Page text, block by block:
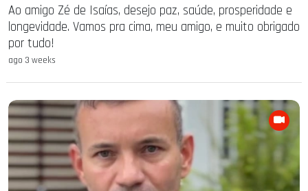
Ao amigo Zé de Isaías, desejo paz, saúde, prosperidade e
longevidade. Vamos pra cima, meu amigo, e muito obrigado
por tudo!
ago 3 weeks